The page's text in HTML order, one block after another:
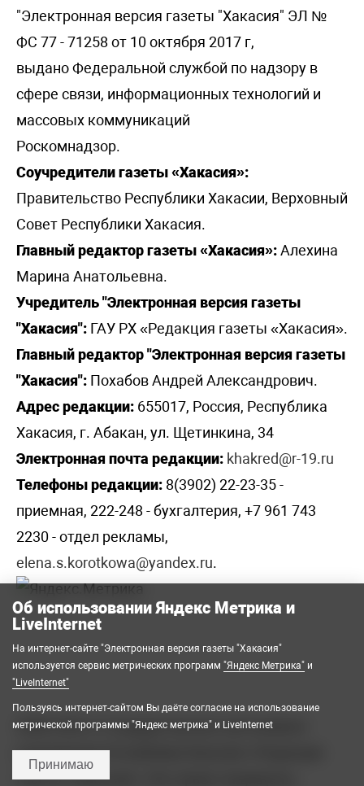
"Электронная версия газеты "Хакасия" ЭЛ №
ФС 77 - 71258 от 10 октября 2017 г,
выдано Федеральной службой по надзору в
сфере связи, информационных технологий и
массовых коммуникаций
Роскомнадзор.
Соучредители газеты «Хакасия»:
Правительство Республики Хакасии, Верховный
Совет Республики Хакасия.
Главный редактор газеты «Хакасия»:Алехина
Марина Анатольевна.
Учредитель "Электронная версия газеты
"Хакасия": ГАУ РХ «Редакция газеты «Хакасия».
Главный редактор "Электронная версия газеты
"Хакасия": Похабов Андрей Александрович.
Адрес редакции: 655017, Россия, Республика
Хакасия, г. Абакан, ул. Щетинкина, 34
Электронная почта редакции: khakred@r-19.ru
Телефоны редакции: 8(3902) 22-23-35 -
приемная, 222-248 - бухгалтерия, +7 961 743
2230 - отдел рекламы,
elena.s.korotkowa@yandex.ru.
2008-2026 © Государственное автономное
учреждение Республики Хакасия «Редакция
газеты «Хакасия». Все права защищены.
Об использовании Яндекс Метрика и
LiveInternet
На интернет-сайте "Электронная версия газеты "Хакасия"
используется сервис метрических программ "Яндекс Метрика" и
"LiveInternet"
Пользуясь интернет-сайтом Вы даёте согласие на использование
метрической программы "Яндекс метрика" и LiveInternet
Принимаю